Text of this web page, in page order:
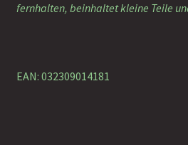
fernhalten, beinhaltet kleine Teile
EAN: 032309014181